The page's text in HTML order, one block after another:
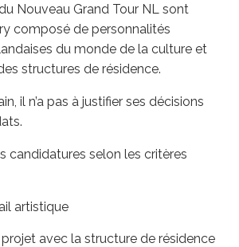
Nouveau Grand Tour NL sont
composé de personnalités
du monde de la culture et
structures de résidence.
il n’a pas à justifier ses décisions
candidatures selon les critères
artistique
avec la structure de résidence